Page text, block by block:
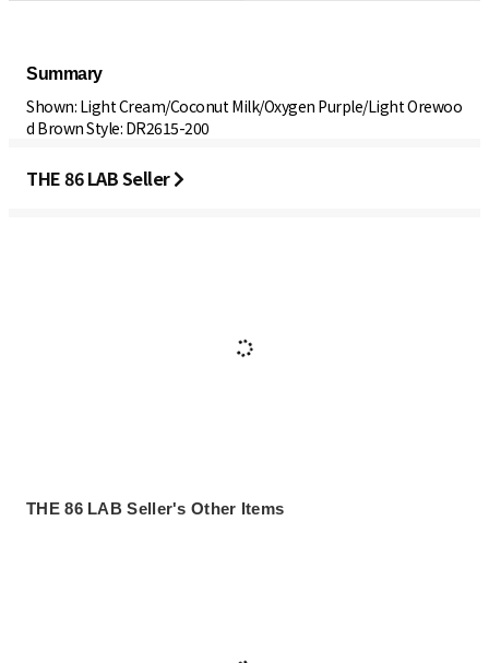
Summary
Shown: Light Cream/Coconut Milk/Oxygen Purple/Light Orewoo
d Brown Style: DR2615-200
THE 86 LAB Seller
THE 86 LAB Seller's Other Items